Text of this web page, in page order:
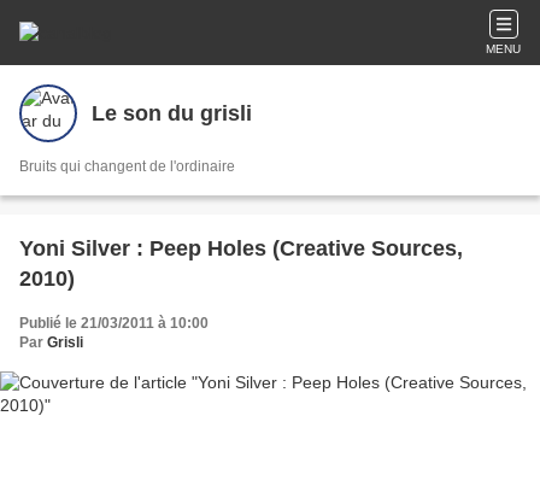
MENU
Le son du grisli
Bruits qui changent de l'ordinaire
Yoni Silver : Peep Holes (Creative Sources,
2010)
Publié le 21/03/2011 à 10:00
Par Grisli